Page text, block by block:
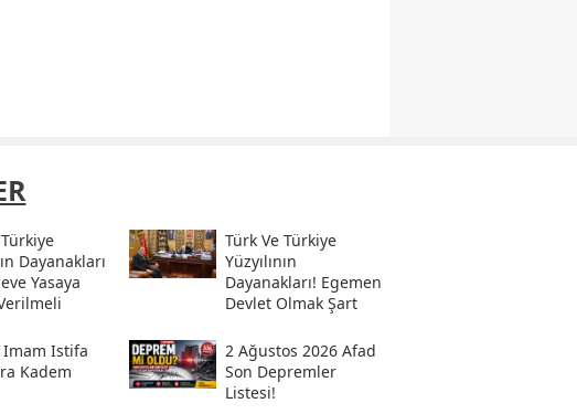
Dayanakları
Yasaya
Türk Ve Türkiye
Yüzyılının
Dayanakları! Egemen
Devlet Olmak Şart
Imam Istifa
Kadem
2 Ağustos 2026 Afad
Son Depremler
Listesi!